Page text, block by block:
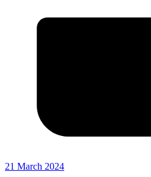
21 March 2024